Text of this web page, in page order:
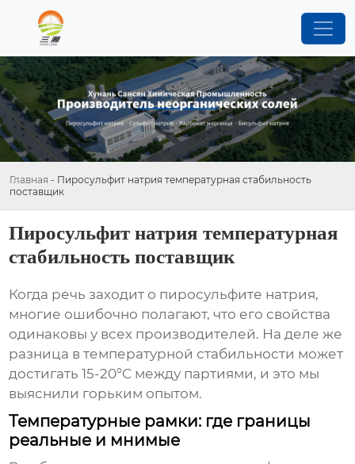
Главная - Пиросульфит натрия температурная стабильность
поставщик
Пиросульфит натрия температурная
стабильность поставщик
Когда речь заходит о пиросульфите натрия,
многие ошибочно полагают, что его свойства
одинаковы у всех производителей. На деле же
разница в температурной стабильности может
достигать 15-20°C между партиями, и это мы
выяснили горьким опытом.
Температурные рамки: где границы
реальные и мнимые